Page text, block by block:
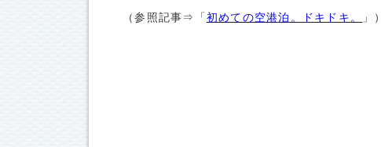
（参照記事⇒「初めての空港泊。ドキドキ。 」）